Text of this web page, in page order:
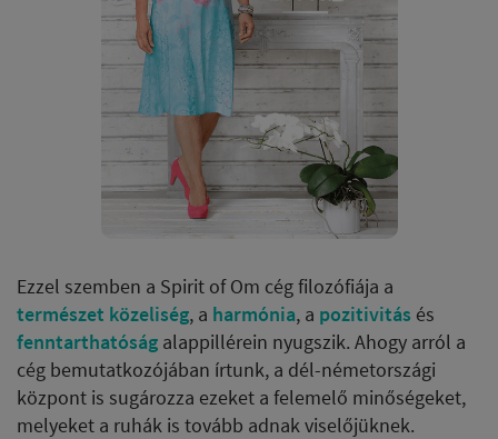
Ezzel szemben a Spirit of Om cég filozófiája a
természet közeliség, a harmónia, a pozitivitás és
fenntarthatóság alappillérein nyugszik. Ahogy arról a
cég bemutatkozójában írtunk, a dél-németországi
központ is sugározza ezeket a felemelő minőségeket,
melyeket a ruhák is tovább adnak viselőjüknek.